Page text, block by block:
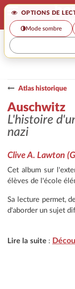
OPTIONS DE
Mode sombre
>>
Atlas historique
Auschwitz
L'histoire
nazi
Clive A. Lawton
Cet album sur
élèves de l'école
Sa lecture permet,
d'aborder un sujet
Lire la suite :